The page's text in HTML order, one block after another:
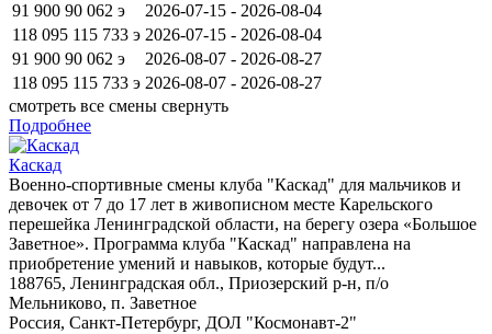
91 900 90 062 э
2026-07-15 - 2026-08-04
118 095 115 733 э 2026-07-15 - 2026-08-04
91 900 90 062 э
2026-08-07 - 2026-08-27
118 095 115 733 э 2026-08-07 - 2026-08-27
смотреть все смены свернуть
Подробнее
Каскад
Военно-спортивные смены клуба "Каскад" для мальчиков и
девочек от 7 до 17 лет в живописном месте Карельского
перешейка Ленинградской области, на берегу озера «Большое
Заветное». Программа клуба "Каскад" направлена на
приобретение умений и навыков, которые будут...
188765, Ленинградская обл., Приозерский р-н, п/о
Мельниково, п. Заветное
Россия, Санкт-Петербург, ДОЛ "Космонавт-2"